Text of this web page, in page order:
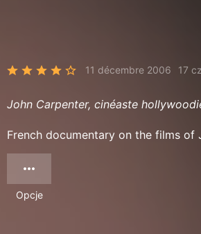
11 décembre 2006 17
John Carpenter, cinéaste
French documentary on the films of
Opcje